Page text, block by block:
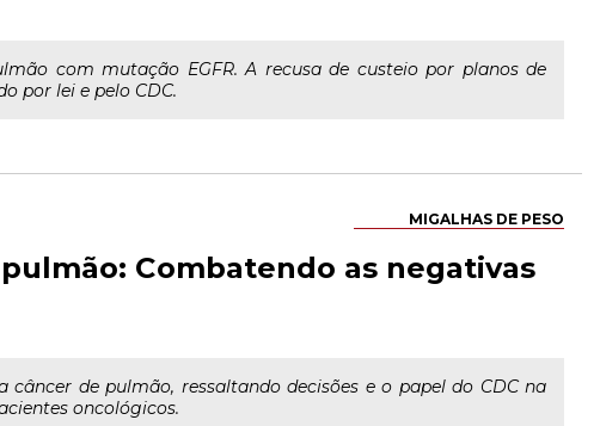
com mutação EGFR. A recusa de custeio por planos de
por lei e pelo CDC.
MIGALHAS DE PESO
Combatendo as negativas
de pulmão, ressaltando decisões e o papel do CDC na
oncológicos.